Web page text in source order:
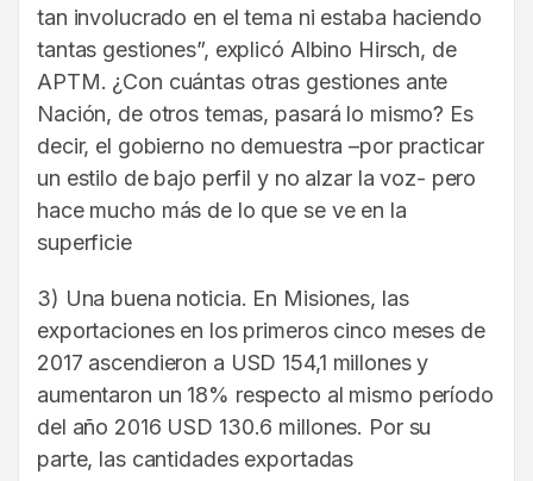
tan involucrado en el tema ni estaba haciendo
tantas gestiones”, explicó Albino Hirsch, de
APTM. ¿Con cuántas otras gestiones ante
Nación, de otros temas, pasará lo mismo? Es
decir, el gobierno no demuestra –por practicar
un estilo de bajo perfil y no alzar la voz- pero
hace mucho más de lo que se ve en la
superficie
3) Una buena noticia. En Misiones, las
exportaciones en los primeros cinco meses de
2017 ascendieron a USD 154,1 millones y
aumentaron un 18% respecto al mismo período
del año 2016 USD 130.6 millones. Por su
parte, las cantidades exportadas